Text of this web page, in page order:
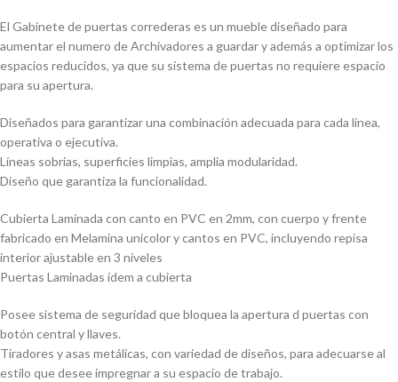
El Gabinete de puertas correderas es un mueble diseñado para
aumentar el numero de Archivadores a guardar y además a optimizar los
espacios reducidos, ya que su sistema de puertas no requiere espacio
para su apertura.
Diseñados para garantizar una combinación adecuada para cada línea,
operativa o ejecutiva.
Líneas sobrias, superficies limpias, amplia modularidad.
Diseño que garantiza la funcionalidad.
Cubierta Laminada con canto en PVC en 2mm, con cuerpo y frente
fabricado en Melamina unicolor y cantos en PVC, incluyendo repisa
interior ajustable en 3 niveles
Puertas Laminadas ídem a cubierta
Posee sistema de seguridad que bloquea la apertura d puertas con
botón central y llaves.
Tiradores y asas metálicas, con variedad de diseños, para adecuarse al
estilo que desee impregnar a su espacio de trabajo.